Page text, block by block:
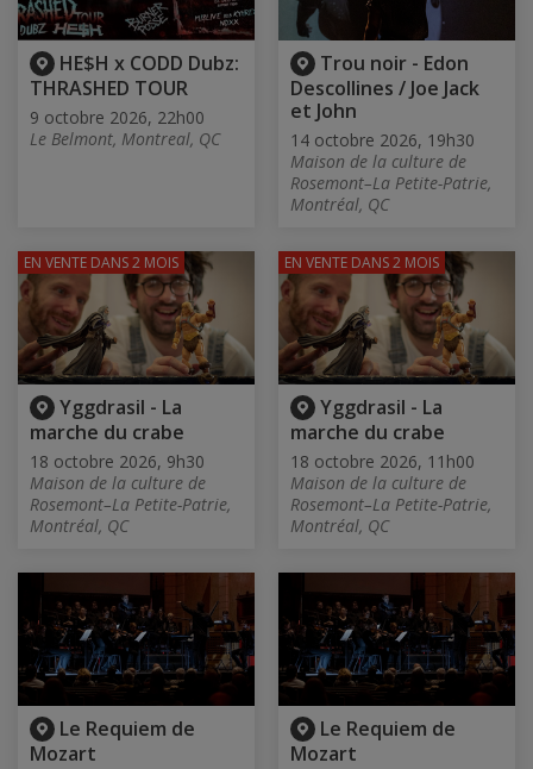
HE$H x CODD Dubz:
THRASHED TOUR
9 octobre 2026, 22h00
Le Belmont, Montreal, QC
Trou noir - Edon
Descollines / Joe Jack
et John
14 octobre 2026, 19h30
Maison de la culture de
Rosemont–La Petite-Patrie,
Montréal, QC
Yggdrasil - La
marche du crabe
18 octobre 2026, 9h30
Maison de la culture de
Rosemont–La Petite-Patrie,
Montréal, QC
EN VENTE DANS 2 MOIS
Yggdrasil - La
marche du crabe
18 octobre 2026, 11h00
Maison de la culture de
Rosemont–La Petite-Patrie,
Montréal, QC
EN VENTE DANS 2 MOIS
Le Requiem de
Mozart
Le Requiem de
Mozart